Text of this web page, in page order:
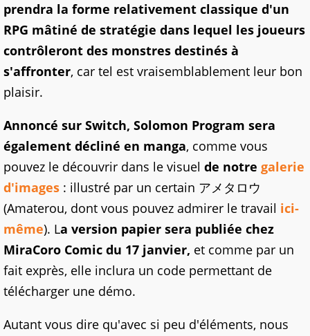
prendra la forme relativement classique d'un
RPG mâtiné de stratégie dans lequel les joueurs
contrôleront des monstres destinés à
s'affronter, car tel est vraisemblablement leur bon
plaisir.
Annoncé sur Switch, Solomon Program sera
également décliné en manga, comme vous
pouvez le découvrir dans le visuel de notre galerie
d'images : illustré par un certain アメタロウ
(Amaterou, dont vous pouvez admirer le travail ici-
même). La version papier sera publiée chez
MiraCoro Comic du 17 janvier, et comme par un
fait exprès, elle inclura un code permettant de
télécharger une démo.
Autant vous dire qu'avec si peu d'éléments, nous